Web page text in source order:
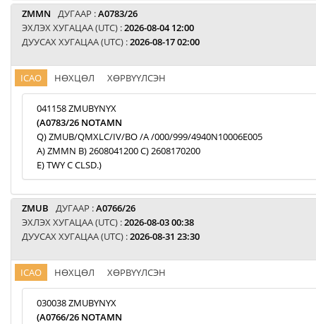
ZMMN ДУГААР :A0783/26
ЭХЛЭХ ХУГАЦАА (UTC) :2026-08-04 12:00
ДУУСАХ ХУГАЦАА (UTC) :2026-08-17 02:00
ICAO НӨХЦӨЛ ХӨРВҮҮЛСЭН
041158 ZMUBYNYX
(A0783/26 NOTAMN
Q) ZMUB/QMXLC/IV/BO /A /000/999/4940N10006E005
A) ZMMN B) 2608041200 C) 2608170200
E) TWY C CLSD.)
ZMUB ДУГААР :A0766/26
ЭХЛЭХ ХУГАЦАА (UTC) :2026-08-03 00:38
ДУУСАХ ХУГАЦАА (UTC) :2026-08-31 23:30
ICAO НӨХЦӨЛ ХӨРВҮҮЛСЭН
030038 ZMUBYNYX
(A0766/26 NOTAMN